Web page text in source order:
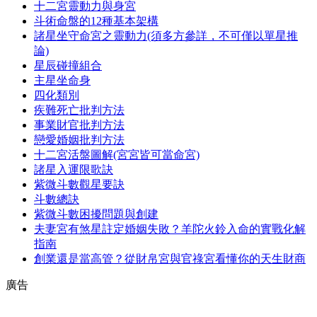
十二宮靈動力與身宮
斗術命盤的12種基本架構
諸星坐守命宮之靈動力(須多方參詳，不可僅以單星推
論)
星辰碰撞組合
主星坐命身
四化類別
疾難死亡批判方法
事業財官批判方法
戀愛婚姻批判方法
十二宮活盤圖解(宮宮皆可當命宮)
諸星入運限歌訣
紫微斗數觀星要訣
斗數總訣
紫微斗數困擾問題與創建
夫妻宮有煞星註定婚姻失敗？羊陀火鈴入命的實戰化解
指南
創業還是當高管？從財帛宮與官祿宮看懂你的天生財商
廣告